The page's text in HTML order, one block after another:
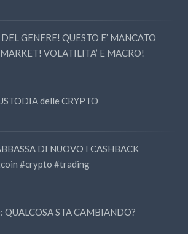
GENERE! QUESTO E’ MANCATO
VOLATILITA’ E MACRO!
delle CRYPTO
DI NUOVO I CASHBACK
#crypto #trading
QUALCOSA STA CAMBIANDO?